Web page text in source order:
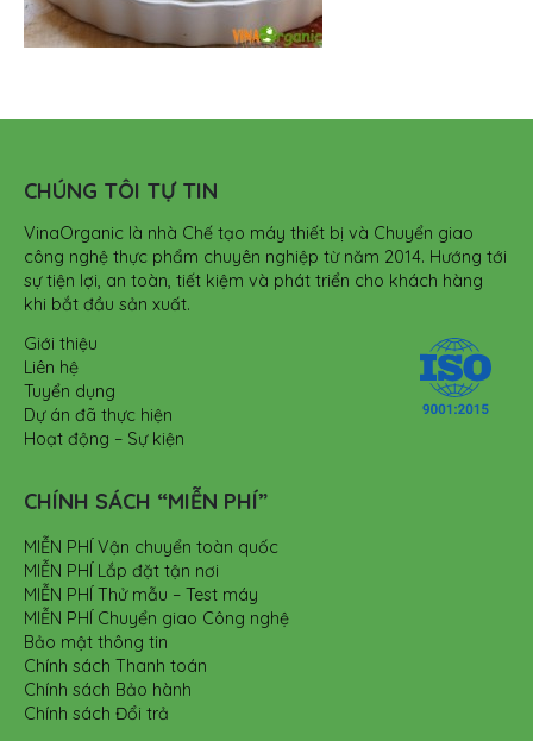
CHÚNG TÔI TỰ TIN
VinaOrganic là nhà Chế tạo máy thiết bị và Chuyển giao
công nghệ thực phẩm chuyên nghiệp từ năm 2014. Hướng tới
sự tiện lợi, an toàn, tiết kiệm và phát triển cho khách hàng
khi bắt đầu sản xuất.
Giới thiệu
Liên hệ
Tuyển dụng
Dự án đã thực hiện
Hoạt động – Sự kiện
CHÍNH SÁCH “MIỄN PHÍ”
MIỄN PHÍ Vận chuyển toàn quốc
MIỄN PHÍ Lắp đặt tận nơi
MIỄN PHÍ Thử mẫu – Test máy
MIỄN PHÍ Chuyển giao Công nghệ
Bảo mật thông tin
Chính sách Thanh toán
Chính sách Bảo hành
Chính sách Đổi trả